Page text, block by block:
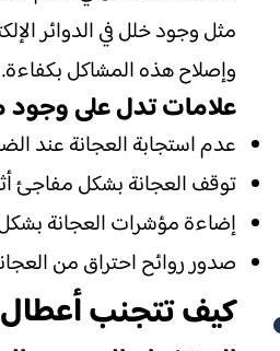
مثل وجود خلل في الدوائر
وإصلاح هذه المشاكل
علامات تدل على وجود
عدم استجابة العجانة عند
توقف العجانة بشكل مفاجئ
إضاءة مؤشرات العجانة بشكل
صدور روائح احتراق من
كيف تتجنب